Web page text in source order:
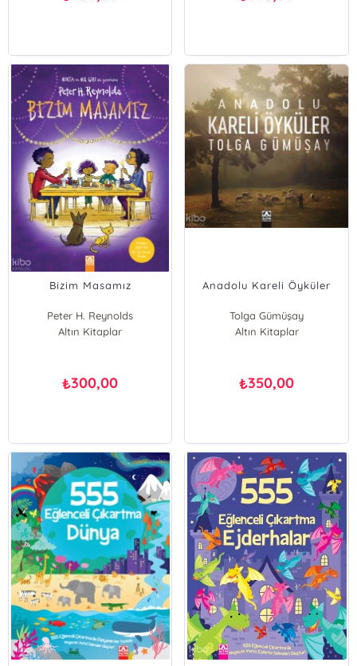
Bizim Masamız
Peter H. Reynolds
Altın Kitaplar
₺300,00
Anadolu Kareli Öyküler
Tolga Gümüşay
Altın Kitaplar
₺350,00